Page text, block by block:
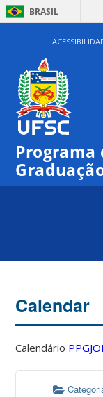
BRASIL
Programa
Calendar
Calendário
04:00
05:00